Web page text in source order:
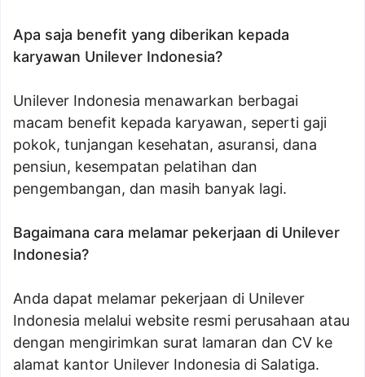
Apa saja benefit yang diberikan kepada
karyawan Unilever Indonesia?
Unilever Indonesia menawarkan berbagai
macam benefit kepada karyawan, seperti gaji
pokok, tunjangan kesehatan, asuransi, dana
pensiun, kesempatan pelatihan dan
pengembangan, dan masih banyak lagi.
Bagaimana cara melamar pekerjaan di Unilever
Indonesia?
Anda dapat melamar pekerjaan di Unilever
Indonesia melalui website resmi perusahaan atau
dengan mengirimkan surat lamaran dan CV ke
alamat kantor Unilever Indonesia di Salatiga.